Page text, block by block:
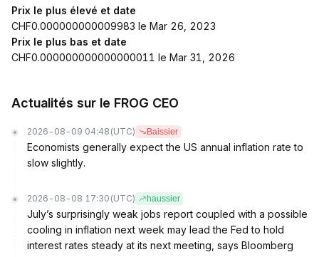
Prix le plus élevé et date
CHF0.000000000009983 le Mar 26, 2023
Prix le plus bas et date
CHF0.000000000000000011 le Mar 31, 2026
Actualités sur le FROG CEO
2026-08-09 04:48 (UTC) Baissier
Economists generally expect the US annual inflation rate to
slow slightly.
2026-08-08 17:30 (UTC) haussier
July’s surprisingly weak jobs report coupled with a possible
cooling in inflation next week may lead the Fed to hold
interest rates steady at its next meeting, says Bloomberg